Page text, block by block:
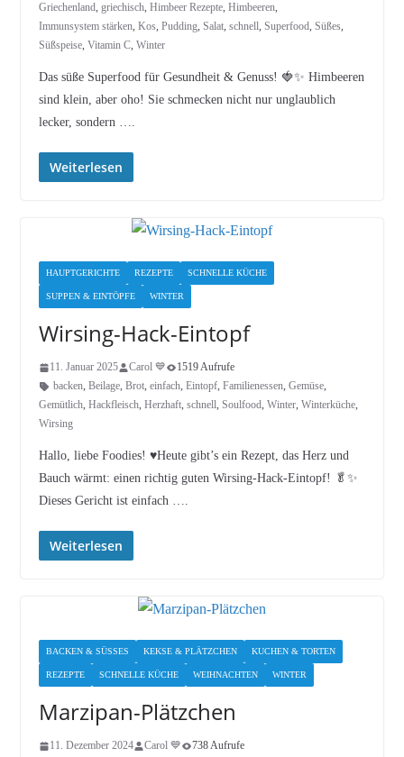
Griechenland, griechisch, Himbeer Rezepte, Himbeeren,
Immunsystem stärken, Kos, Pudding, Salat, schnell, Superfood, Süßes,
Süßspeise, Vitamin C, Winter
Das süße Superfood für Gesundheit & Genuss! 🍓✨ Himbeeren
sind klein, aber oho! Sie schmecken nicht nur unglaublich
lecker, sondern ….
Weiterlesen
HAUPTGERICHTE REZEPTE SCHNELLE KÜCHE
SUPPEN & EINTÖPFE WINTER
Wirsing-Hack-Eintopf
11. Januar 2025 Carol 💙
1519 Aufrufe
backen, Beilage, Brot, einfach, Eintopf, Familienessen, Gemüse,
Gemütlich, Hackfleisch, Herzhaft, schnell, Soulfood, Winter, Winterküche,
Wirsing
Hallo, liebe Foodies! ♥︎Heute gibt’s ein Rezept, das Herz und
Bauch wärmt: einen richtig guten Wirsing-Hack-Eintopf! 🥬✨
Dieses Gericht ist einfach ….
Weiterlesen
BACKEN & SÜSSES KEKSE & PLÄTZCHEN KUCHEN & TORTEN
REZEPTE SCHNELLE KÜCHE WEIHNACHTEN WINTER
Marzipan-Plätzchen
11. Dezember 2024 Carol 💙
738 Aufrufe